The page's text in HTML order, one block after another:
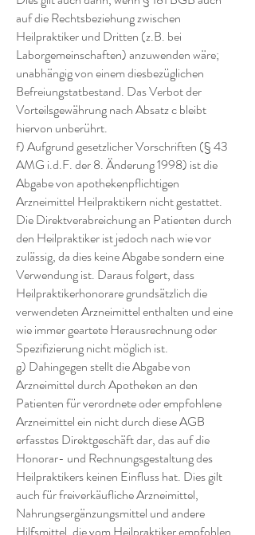
auf die Rechtsbeziehung zwischen
Heilpraktiker und Dritten (z.B. bei
Laborgemeinschaften) anzuwenden wäre;
unabhängig von einem diesbezüglichen
Befreiungstatbestand. Das Verbot der
Vorteilsgewährung nach Absatz c bleibt
hiervon unberührt.
f) Aufgrund gesetzlicher Vorschriften (§ 43
AMG i.d.F. der 8. Änderung 1998) ist die
Abgabe von apothekenpflichtigen
Arzneimittel Heilpraktikern nicht gestattet.
Die Direktverabreichung an Patienten durch
den Heilpraktiker ist jedoch nach wie vor
zulässig, da dies keine Abgabe sondern eine
Verwendung ist. Daraus folgert, dass
Heilpraktikerhonorare grundsätzlich die
verwendeten Arzneimittel enthalten und eine
wie immer geartete Herausrechnung oder
Spezifizierung nicht möglich ist.
g) Dahingegen stellt die Abgabe von
Arzneimittel durch Apotheken an den
Patienten für verordnete oder empfohlene
Arzneimittel ein nicht durch diese AGB
erfasstes Direktgeschäft dar, das auf die
Honorar- und Rechnungsgestaltung des
Heilpraktikers keinen Einfluss hat. Dies gilt
auch für freiverkäufliche Arzneimittel,
Nahrungsergänzungsmittel und andere